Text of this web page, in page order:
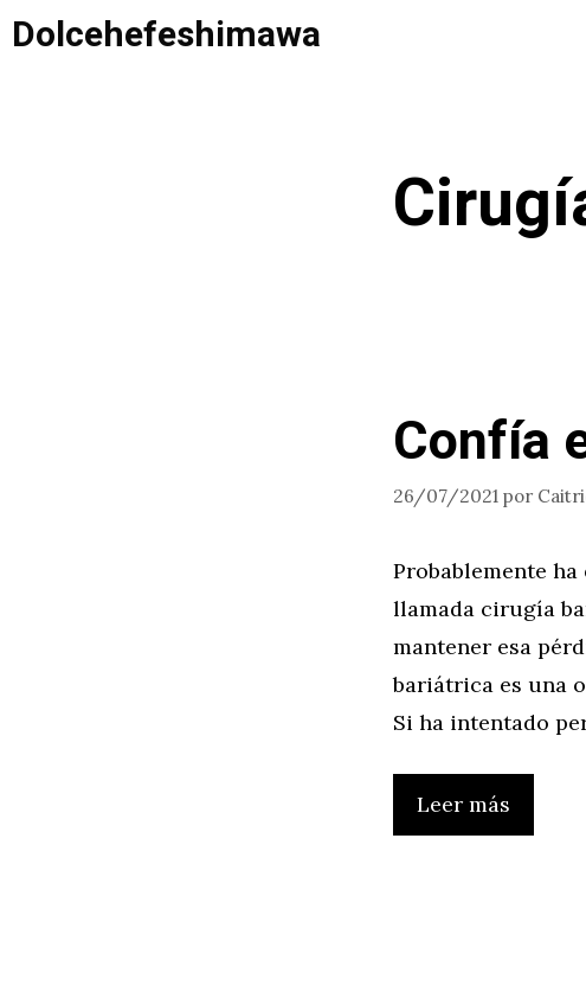
Saltar
alDolcehefeshimawa
Confía
26/07/2021 por
Probablemente
llamada cirugía
mantener esa
bariátrica es una
Si ha intentado
Leer más